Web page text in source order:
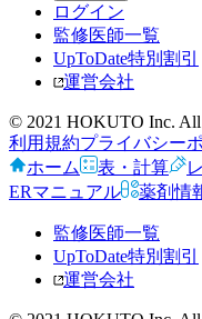
ログイン
監修医師一覧
UpToDate特別割引
運営会社
© 2021 HOKUTO Inc. All
利用規約プライバシー
ホーム
表・計算
ERマニュアル
薬剤情
監修医師一覧
UpToDate特別割引
運営会社